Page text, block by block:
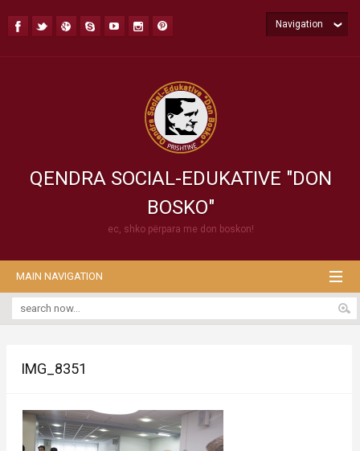
QENDRA SOCIAL-EDUKATIVE "DON
BOSKO"
ec, shko përpara me don boskon!
Navigation
MAIN NAVIGATION
IMG_8351